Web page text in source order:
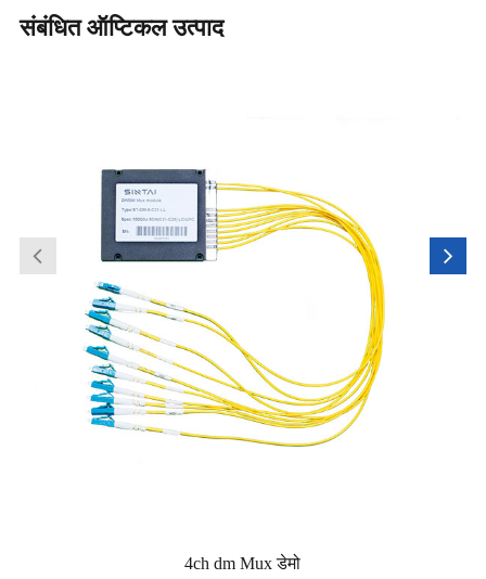
संबंधित ऑप्टिकल उत्पाद
4ch dm Mux डेमो